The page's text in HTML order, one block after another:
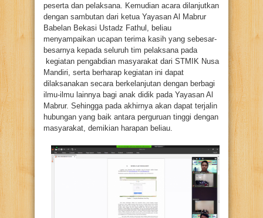
peserta dan pelaksana. Kemudian acara dilanjutkan
dengan sambutan dari ketua Yayasan Al Mabrur
Babelan Bekasi Ustadz Fathul, beliau
menyampaikan ucapan terima kasih yang sebesar-
besarnya kepada seluruh tim pelaksana pada
kegiatan pengabdian masyarakat dari STMIK Nusa
Mandiri, serta berharap kegiatan ini dapat
dilaksanakan secara berkelanjutan dengan berbagi
ilmu-ilmu lainnya bagi anak didik pada Yayasan Al
Mabrur. Sehingga pada akhirnya akan dapat terjalin
hubungan yang baik antara perguruan tinggi dengan
masyarakat, demikian harapan beliau.